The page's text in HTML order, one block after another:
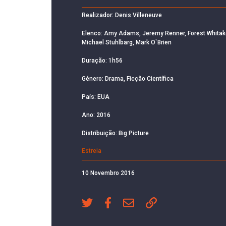
Realizador: Denis Villeneuve
Elenco: Amy Adams, Jeremy Renner, Forest
Michael Stuhlbarg, Mark O`Brien
Duração: 1h56
Género: Drama, Ficção Científica
País: EUA
Ano: 2016
Distribuição: Big Picture
Estreia
10 Novembro 2016